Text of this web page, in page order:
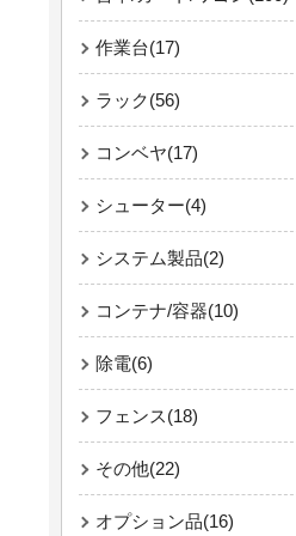
作業台(17)
ラック(56)
コンベヤ(17)
シューター(4)
システム製品(2)
コンテナ/容器(10)
除電(6)
フェンス(18)
その他(22)
オプション品(16)